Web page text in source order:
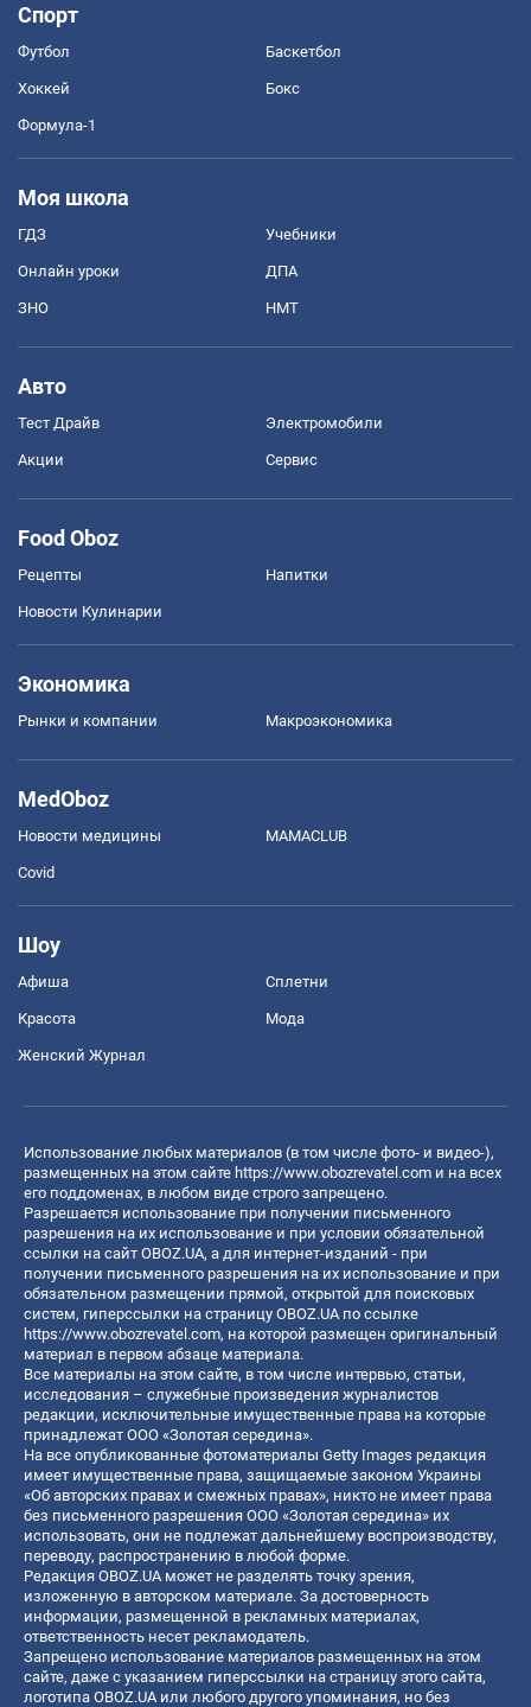
Спорт
Футбол Баскетбол
Хоккей Бокс
Формула-1
Моя школа
ГДЗ Учебники
Онлайн уроки ДПА
ЗНО НМТ
Авто
Тест Драйв Электромобили
Акции Сервис
Food Oboz
Рецепты Напитки
Новости Кулинарии
Экономика
Рынки и компании Mакроэкономика
MedOboz
Новости медицины MAMACLUB
Covid
Шоу
Афиша Сплетни
Красота Мода
Женский Журнал
Использование любых материалов (в том числе фото- и видео-),
размещенных на этом сайте https://www.obozrevatel.com и на всех
его поддоменах, в любом виде строго запрещено.
Разрешается использование при получении письменного
разрешения на их использование и при условии обязательной
ссылки на сайт OBOZ.UA, а для интернет-изданий - при
получении письменного разрешения на их использование и при
обязательном размещении прямой, открытой для поисковых
систем, гиперссылки на страницу OBOZ.UA по ссылке
https://www.obozrevatel.com, на которой размещен оригинальный
материал в первом абзаце материала.
Все материалы на этом сайте, в том числе интервью, статьи,
исследования – служебные произведения журналистов
редакции, исключительные имущественные права на которые
принадлежат ООО «Золотая середина».
На все опубликованные фотоматериалы Getty Images редакция
имеет имущественные права, защищаемые законом Украины
«Об авторских правах и смежных правах», никто не имеет права
без письменного разрешения ООО «Золотая середина» их
использовать, они не подлежат дальнейшему воспроизводству,
переводу, распространению в любой форме.
Редакция OBOZ.UA может не разделять точку зрения,
изложенную в авторском материале. За достоверность
информации, размещенной в рекламных материалах,
ответственность несет рекламодатель.
Запрещено использование материалов размещенных на этом
сайте, даже с указанием гиперссылки на страницу этого сайта,
логотипа OBOZ.UA или любого другого упоминания, но без